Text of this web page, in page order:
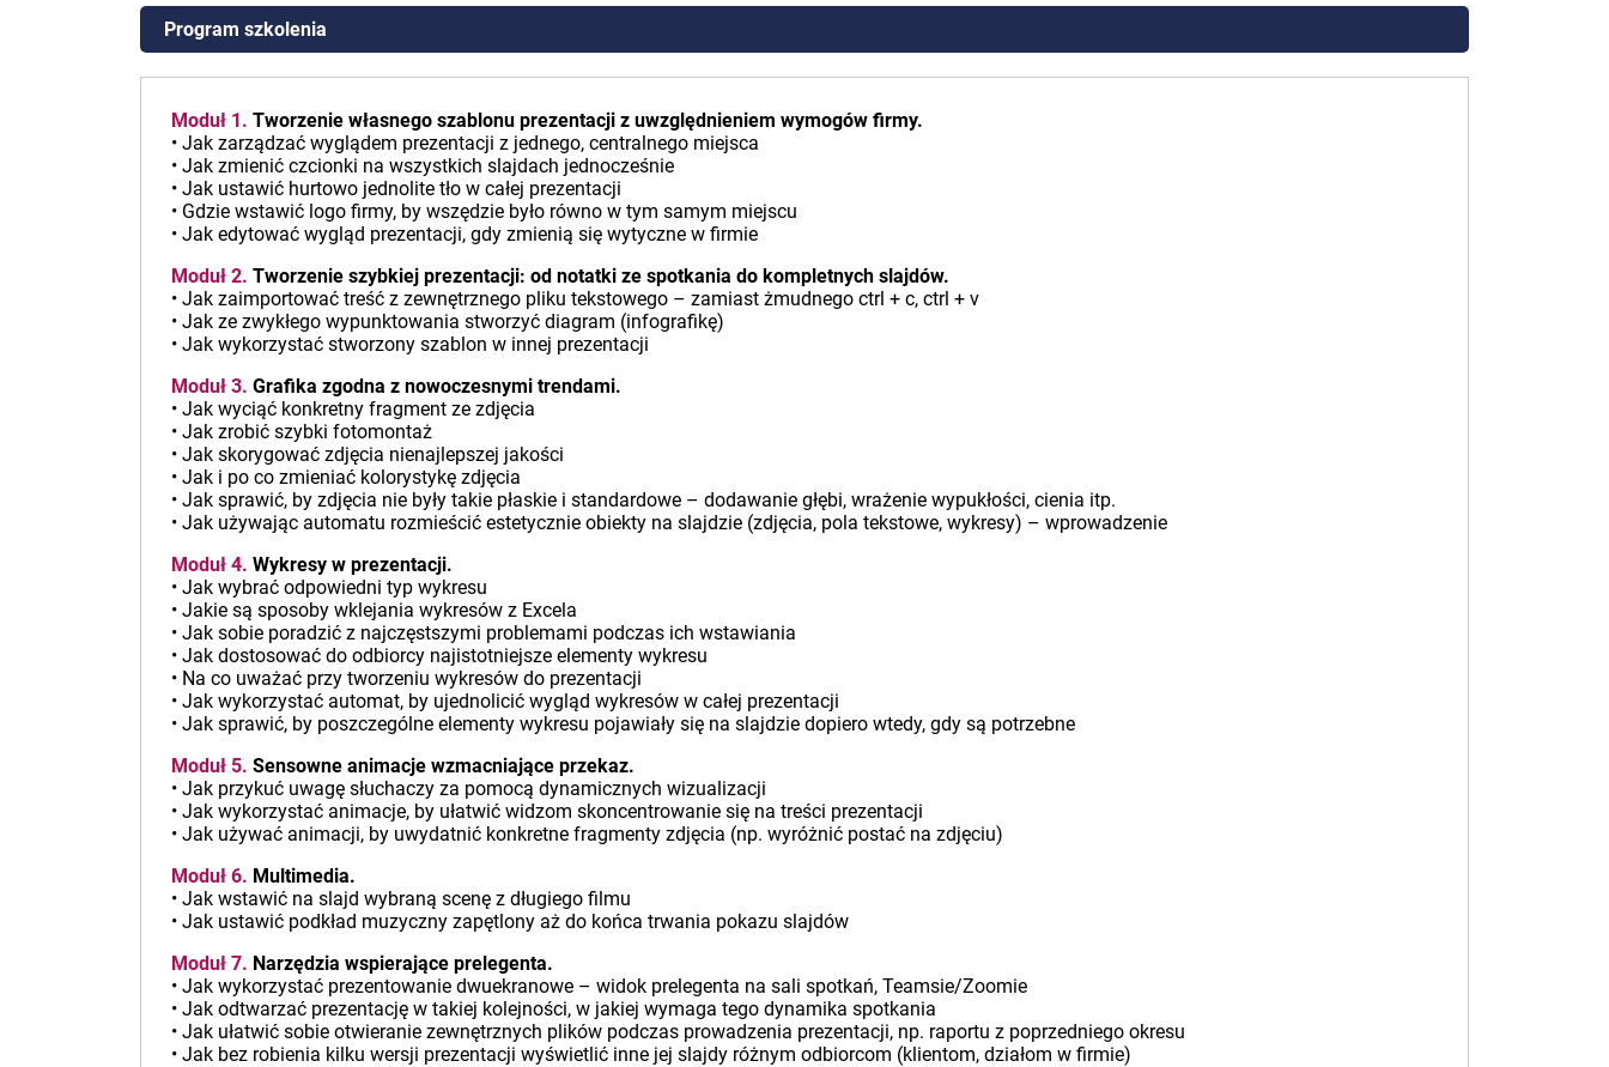
Program szkolenia
Moduł 1. Tworzenie własnego szablonu prezentacji z uwzględnieniem wymogów firmy.
• Jak zarządzać wyglądem prezentacji z jednego, centralnego miejsca
• Jak zmienić czcionki na wszystkich slajdach jednocześnie
• Jak ustawić hurtowo jednolite tło w całej prezentacji
• Gdzie wstawić logo firmy, by wszędzie było równo w tym samym miejscu
• Jak edytować wygląd prezentacji, gdy zmienią się wytyczne w firmie
Moduł 2. Tworzenie szybkiej prezentacji: od notatki ze spotkania do kompletnych slajdów.
• Jak zaimportować treść z zewnętrznego pliku tekstowego – zamiast żmudnego ctrl + c, ctrl + v
• Jak ze zwykłego wypunktowania stworzyć diagram (infografikę)
• Jak wykorzystać stworzony szablon w innej prezentacji
Moduł 3. Grafika zgodna z nowoczesnymi trendami.
• Jak wyciąć konkretny fragment ze zdjęcia
• Jak zrobić szybki fotomontaż
• Jak skorygować zdjęcia nienajlepszej jakości
• Jak i po co zmieniać kolorystykę zdjęcia
• Jak sprawić, by zdjęcia nie były takie płaskie i standardowe – dodawanie głębi, wrażenie wypukłości, cienia itp.
• Jak używając automatu rozmieścić estetycznie obiekty na slajdzie (zdjęcia, pola tekstowe, wykresy) – wprowadzenie
Moduł 4. Wykresy w prezentacji.
• Jak wybrać odpowiedni typ wykresu
• Jakie są sposoby wklejania wykresów z Excela
• Jak sobie poradzić z najczęstszymi problemami podczas ich wstawiania
• Jak dostosować do odbiorcy najistotniejsze elementy wykresu
• Na co uważać przy tworzeniu wykresów do prezentacji
• Jak wykorzystać automat, by ujednolicić wygląd wykresów w całej prezentacji
• Jak sprawić, by poszczególne elementy wykresu pojawiały się na slajdzie dopiero wtedy, gdy są potrzebne
Moduł 5. Sensowne animacje wzmacniające przekaz.
• Jak przykuć uwagę słuchaczy za pomocą dynamicznych wizualizacji
• Jak wykorzystać animacje, by ułatwić widzom skoncentrowanie się na treści prezentacji
• Jak używać animacji, by uwydatnić konkretne fragmenty zdjęcia (np. wyróżnić postać na zdjęciu)
Moduł 6. Multimedia.
• Jak wstawić na slajd wybraną scenę z długiego filmu
• Jak ustawić podkład muzyczny zapętlony aż do końca trwania pokazu slajdów
Moduł 7. Narzędzia wspierające prelegenta.
• Jak wykorzystać prezentowanie dwuekranowe – widok prelegenta na sali spotkań, Teamsie/Zoomie
• Jak odtwarzać prezentację w takiej kolejności, w jakiej wymaga tego dynamika spotkania
• Jak ułatwić sobie otwieranie zewnętrznych plików podczas prowadzenia prezentacji, np. raportu z poprzedniego okresu
• Jak bez robienia kilku wersji prezentacji wyświetlić inne jej slajdy różnym odbiorcom (klientom, działom w firmie)